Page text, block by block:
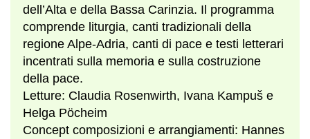
dell’Alta e della Bassa Carinzia. Il programma
comprende liturgia, canti tradizionali della
regione Alpe-Adria, canti di pace e testi letterari
incentrati sulla memoria e sulla costruzione
della pace.
Letture: Claudia Rosenwirth, Ivana Kampuš e
Helga Pöcheim
Concept composizioni e arrangiamenti: Hannes